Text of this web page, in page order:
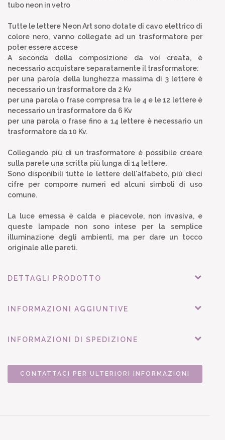
tubo neon in vetro
Tutte le lettere Neon Art sono dotate di cavo elettrico di
colore nero, vanno collegate ad un trasformatore per
poter essere accese
A seconda della composizione da voi creata, è
necessario acquistare separatamente il trasformatore:
per una parola della lunghezza massima di 3 lettere è
necessario un trasformatore da 2 Kv
per una parola o frase compresa tra le 4 e le 12 lettere è
necessario un trasformatore da 6 Kv
per una parola o frase fino a 14 lettere è necessario un
trasformatore da 10 Kv.
Collegando più di un trasformatore è possibile creare
sulla parete una scritta più lunga di 14 lettere.
Sono disponibili tutte le lettere dell'alfabeto, più dieci
cifre per comporre numeri ed alcuni simboli di uso
comune.
La luce emessa è calda e piacevole, non invasiva, e
queste lampade non sono intese per la semplice
illuminazione degli ambienti, ma per dare un tocco
originale alle pareti.
DETTAGLI PRODOTTO
INFORMAZIONI AGGIUNTIVE
INFORMAZIONI DI SPEDIZIONE
CONTATTACI PER ULTERIORI INFORMAZIONI